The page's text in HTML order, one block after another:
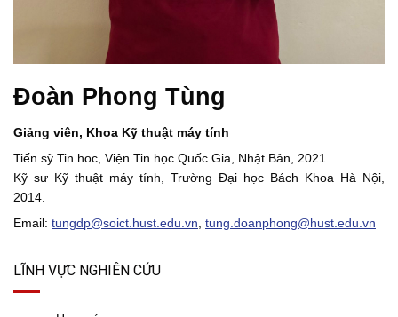
Đoàn Phong Tùng
Giảng viên, Khoa Kỹ thuật máy tính
Tiến sỹ Tin hoc, Viện Tin học Quốc Gia, Nhật Bản, 2021.
Kỹ sư Kỹ thuật máy tính, Trường Đại học Bách Khoa Hà Nội,
2014.
Email: tungdp@soict.hust.edu.vn tung.doanphong@hust.edu.vn
LĨNH VỰC NGHIÊN CỨU